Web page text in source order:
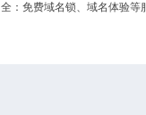
全：免费域名锁、域名体验等